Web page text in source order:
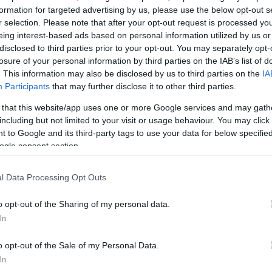
for targeted advertising by us, please use the below opt-out
selection. Please note that after your opt-out request is processed
interest-based ads based on personal information utilized by us
to third parties prior to your opt-out. You may separately
of your personal information by third parties on the IAB’s list of
This information may also be disclosed by us to third parties on the
Participants that may further disclose it to other third parties.
that this website/app uses one or more Google services and may
but not limited to your visit or usage behaviour. You may
to Google and its third-party tags to use your data for below
consent section.
Data Processing Opt Outs
opt-out of the Sharing of my personal data.
opt-out of the Sale of my Personal Data.
három különböző méretet szállítottam a pápai
részét képzi a reverendát derékban övező
rojtokkal, és ebből is egy szűkebbet és egy
valamint a kerek pápai fejfedő, amelyből csak egy
Ha valami nem lesz megfelelő, a pápaválasztás
megigazítom" - mondta el Raniero Mancinelli az
ruháról van szó, amelyben megválasztása után
a Szent Péter-bazilika központi erkélyén. A
meg a mindenkori pápát az egyház többi
jól felismerhetővé a hívek számára.
Raniero Mancinelli személyesen vezeti a családi
ismertsége: a szabóság jelentős intézménynek
sem lehetett a vevők miatt: az MTI
alatt egy vietnámi érsek próbált süveget,
új fekete inget vásárolt. Az üzletben mindent
14:02
12:56